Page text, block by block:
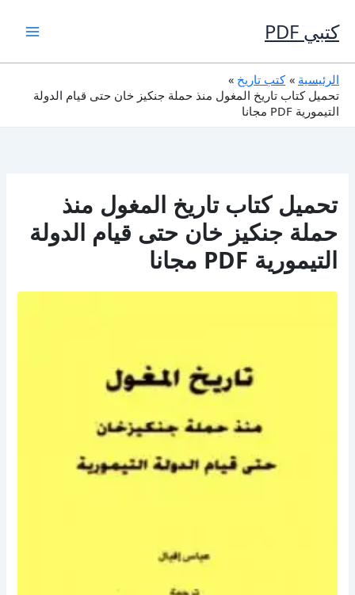
إلى
المحتوى
كتبي PDF
الرئيسية
كتب تاريخ
تحميل كتاب تاريخ المغول منذ حملة جنكيز خان حتى قيام الدولة
التيمورية PDF مجانا
تحميل كتاب تاريخ المغول منذ
حملة جنكيز خان حتى قيام الدولة
التيمورية PDF مجانا